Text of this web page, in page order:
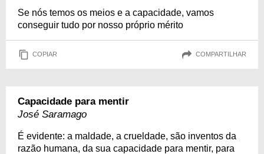
Se nós temos os meios e a capacidade, vamos
conseguir tudo por nosso próprio mérito
COPIAR COMPARTILHAR
Capacidade para mentir
José Saramago
É evidente: a maldade, a crueldade, são inventos da
razão humana, da sua capacidade para mentir, para